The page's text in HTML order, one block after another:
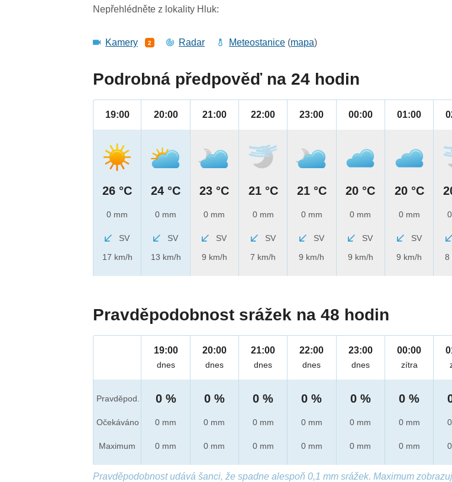
Nepřehlédněte z lokality Hluk:
Kamery 2 Radar Meteostanice (mapa)
Podrobná předpověď na 24 hodin
19:00
26 °C
0 mm
SV
17 km/h
20:00
24 °C
0 mm
SV
13 km/h
21:00
23 °C
0 mm
SV
9 km/h
22:00
21 °C
0 mm
SV
7 km/h
23:00
21 °C
0 mm
SV
9 km/h
00:00
20 °C
0 mm
SV
9 km/h
01:00
20 °C
0 mm
SV
9 km/h
8
Pravděpodobnost srážek na 48 hodin
Pravděpod.
Očekáváno
Maximum
19:00
dnes
0 %
0 mm
0 mm
20:00
dnes
0 %
0 mm
0 mm
21:00
dnes
0 %
0 mm
0 mm
22:00
dnes
0 %
0 mm
0 mm
23:00
dnes
0 %
0 mm
0 mm
00:00
zítra
0 %
0 mm
0 mm
Pravděpodobnost udává šanci, že spadne alespoň 0,1 mm srážek. Maximum